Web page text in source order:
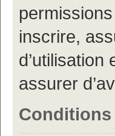
inscrire,
assurer
Conditions